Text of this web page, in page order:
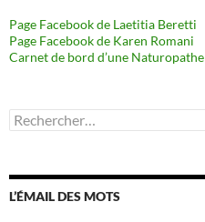
Page Facebook de Laetitia Beretti
Page Facebook de Karen Romani
Carnet de bord d’une Naturopathe
Rechercher :
L’ÉMAIL DES MOTS